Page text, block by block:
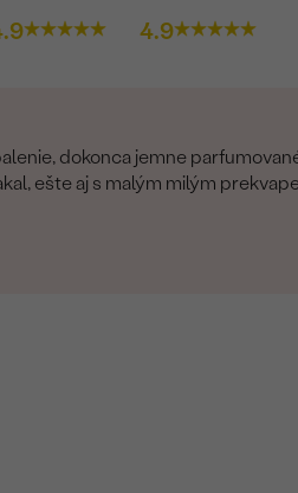
4.9
dokonca jemne
ešte aj s malým milým